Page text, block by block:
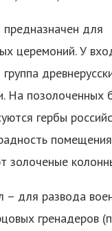
предназначен для
церемоний. У
группа
На позолоченных
гербы
помещения
золоченые
– для развода
гренадеров